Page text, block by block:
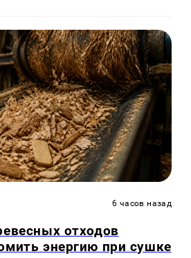
6 часов назад
отходов
энергию при сушке